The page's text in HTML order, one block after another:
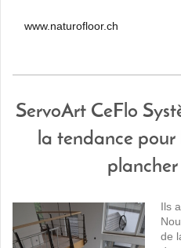
www.naturofloor.ch
ServoArt CeFlo
la tendance
plancher
Ils
de